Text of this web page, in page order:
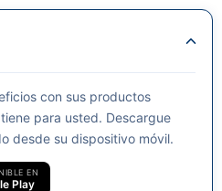
con sus productos
para usted. Descargue
desde su dispositivo móvil.
EN
Play